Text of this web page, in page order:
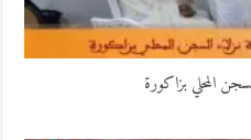
المحلي بزاكورة